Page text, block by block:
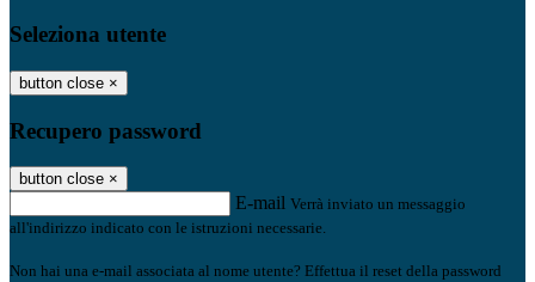
Seleziona utente
button close ×
Recupero password
button close ×
E-mail Verrà inviato un messaggio
all'indirizzo indicato con le istruzioni necessarie.
Non hai una e-mail associata al nome utente? Effettua il reset della password